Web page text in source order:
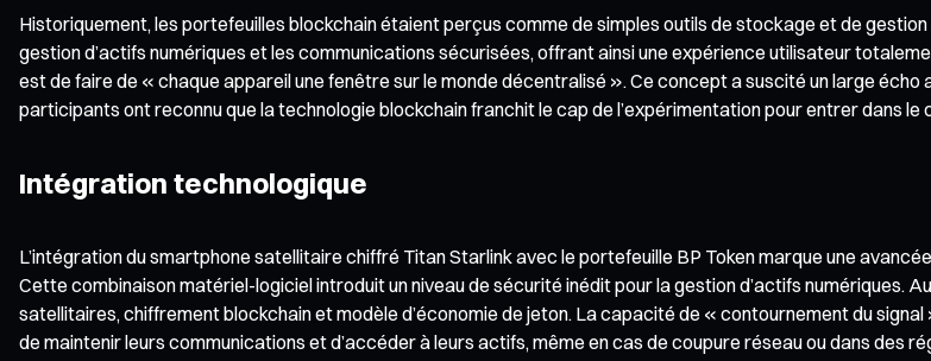
Historiquement, les portefeuilles blockchain étaient perçus comme de simples outils de stockage et de
gestion d’actifs numériques et les communications sécurisées, offrant ainsi une expérience utilisateur
est de faire de « chaque appareil une fenêtre sur le monde décentralisé ». Ce concept a suscité un large
participants ont reconnu que la technologie blockchain franchit le cap de l’expérimentation pour entrer dans le
Intégration technologique
L’intégration du smartphone satellitaire chiffré Titan Starlink avec le portefeuille BP Token marque une
Cette combinaison matériel-logiciel introduit un niveau de sécurité inédit pour la gestion d’actifs numériques.
satellitaires, chiffrement blockchain et modèle d’économie de jeton. La capacité de « contournement du
de maintenir leurs communications et d’accéder à leurs actifs, même en cas de coupure réseau ou dans des